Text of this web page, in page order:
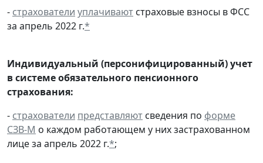
- страхователи уплачивают страховые взносы в ФСС
за апрель 2022 г.*
Индивидуальный (персонифицированный) учет
в системе обязательного пенсионного
страхования:
- страхователи представляют сведения по форме
СЗВ-М о каждом работающем у них застрахованном
лице за апрель 2022 г.*;